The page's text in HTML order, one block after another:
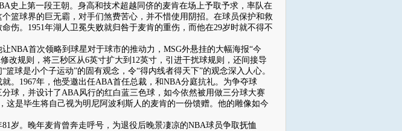
上第一段王朝。身高和技术超越同侪的麦肯在场上予取予求，率队在
篮球界的巨无霸，对手们煞费苦心，并不惜使用阴招。在球员保护和救
伤。1951年湖人卫冕失败就归咎于麦肯的重伤，而他在29岁时就不得不
首次领略到球星对于球市的推动力，MSG外悬挂的大幅海报“今
改规则，将三秒区从6英寸扩大到12英寸，引进干扰球规则，还间接导
球是小个子运动”的固有观念，令“得内线者得天下”的观念深入人心。
1967年，他受邀出任ABA首任总裁，和NBA分庭抗礼。为争夺球
球，并设计了ABA风行的红白蓝三色球，如今依然被用做三分球大赛
这是毕生将自己视为明尼阿波利斯人的麦肯的一份馈赠。他的雕像如今
。晚年麦肯曾奔走呼号，为退役后晚景凄凉的NBA球员争取抚恤